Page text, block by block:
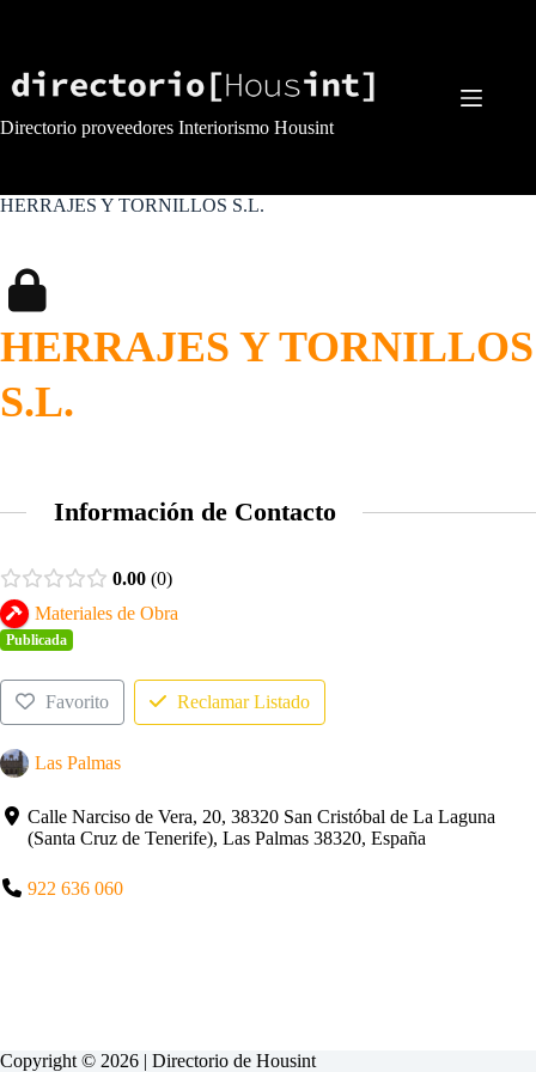
Directorio proveedores Interiorismo Housint
HERRAJES Y TORNILLOS S.L.
HERRAJES Y TORNILLOS
S.L.
Información de Contacto
0.00 0
Materiales de Obra
Publicada
Favorito Reclamar Listado
Las Palmas
Calle Narciso de Vera, 20, 38320 San Cristóbal de La Laguna
(Santa Cruz de Tenerife), Las Palmas 38320, España
922 636 060
Copyright © 2026 | Directorio de Housint